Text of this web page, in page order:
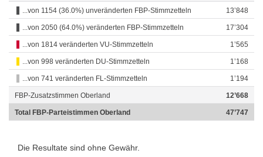
...von 1154 (36.0%) unveränderten FBP-Stimmzetteln
13’848
...von 2050 (64.0%) veränderten FBP-Stimmzetteln 17’304
...von 1814 veränderten VU-Stimmzetteln 1’565
...von 998 veränderten DU-Stimmzetteln 1’168
...von 741 veränderten FL-Stimmzetteln 1’194
FBP-Zusatzstimmen Oberland 12’668
Total FBP-Parteistimmen Oberland 47’747
Die Resultate sind ohne Gewähr.